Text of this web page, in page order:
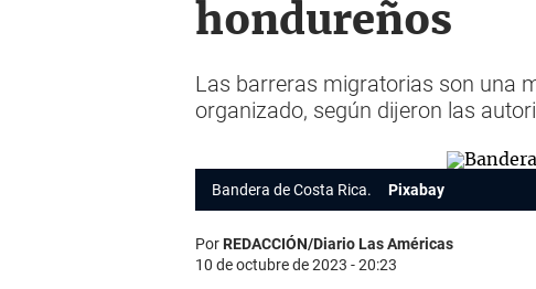
hondureños
Las barreras migratorias son una
organizado, según dijeron las
Bandera de Costa Rica. Pixabay
PorREDACCIÓN/Diario Las Américas
10 de octubre de 2023 - 20:23